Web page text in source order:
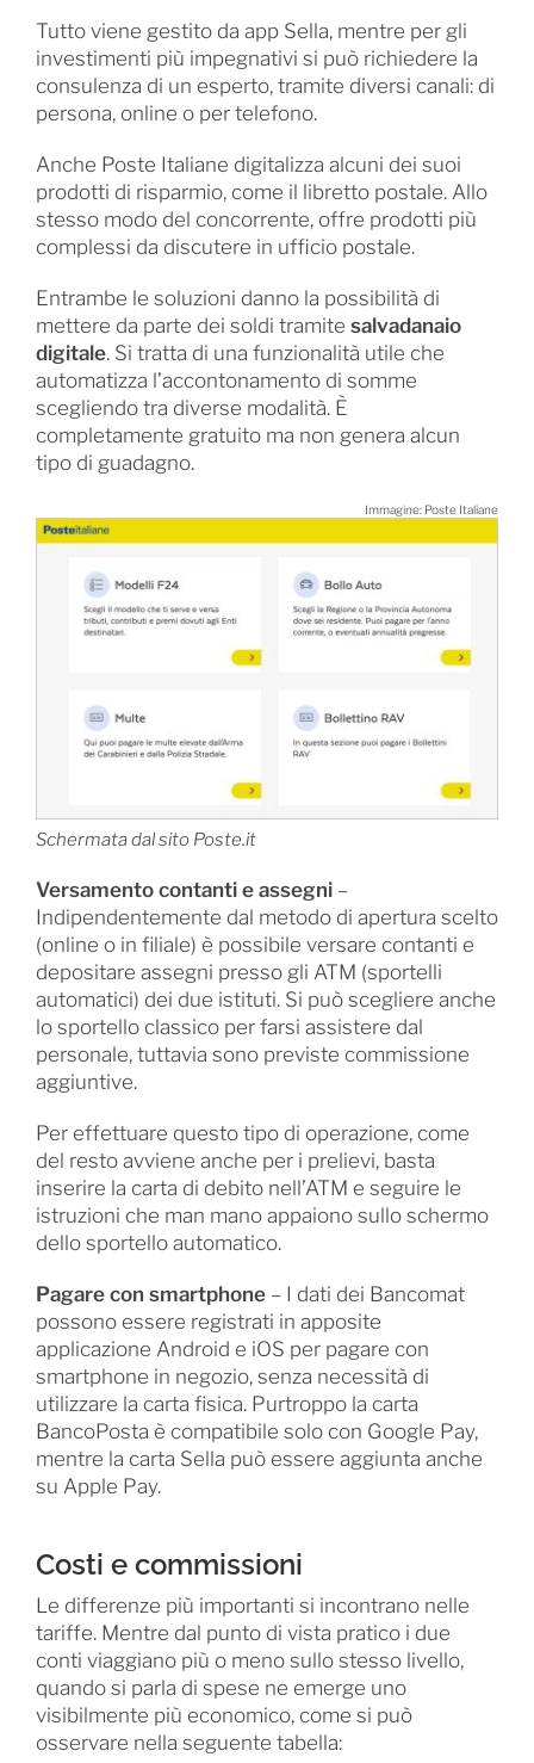
Tutto viene gestito da app Sella, mentre per gli
investimenti più impegnativi si può richiedere la
consulenza di un esperto, tramite diversi canali: di
persona, online o per telefono.
Anche Poste Italiane digitalizza alcuni dei suoi
prodotti di risparmio, come il libretto postale. Allo
stesso modo del concorrente, offre prodotti più
complessi da discutere in ufficio postale.
Entrambe le soluzioni danno la possibilità di
mettere da parte dei soldi tramite salvadanaio
digitale. Si tratta di una funzionalità utile che
automatizza l’accontonamento di somme
scegliendo tra diverse modalità. È
completamente gratuito ma non genera alcun
tipo di guadagno.
Immagine: Poste Italiane
Schermata dal sito Poste.it
Versamento contanti e assegni–
Indipendentemente dal metodo di apertura scelto
(online o in filiale) è possibile versare contanti e
depositare assegni presso gli ATM (sportelli
automatici) dei due istituti. Si può scegliere anche
lo sportello classico per farsi assistere dal
personale, tuttavia sono previste commissione
aggiuntive.
Per effettuare questo tipo di operazione, come
del resto avviene anche per i prelievi, basta
inserire la carta di debito nell’ATM e seguire le
istruzioni che man mano appaiono sullo schermo
dello sportello automatico.
Pagare con smartphone– I dati dei Bancomat
possono essere registrati in apposite
applicazione Android e iOS per pagare con
smartphone in negozio, senza necessità di
utilizzare la carta fisica. Purtroppo la carta
BancoPosta è compatibile solo con Google Pay,
mentre la carta Sella può essere aggiunta anche
su Apple Pay.
Costi e commissioni
Le differenze più importanti si incontrano nelle
tariffe. Mentre dal punto di vista pratico i due
conti viaggiano più o meno sullo stesso livello,
quando si parla di spese ne emerge uno
visibilmente più economico, come si può
osservare nella seguente tabella: